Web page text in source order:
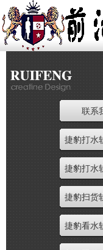
联系
捷豹打水
捷豹打水
捷豹扫货
捷豹看水